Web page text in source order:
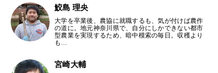
鮫島 理央
大学を卒業後、農協に就職するも、気が付けば農作
の道に。地元神奈川県で、自分にしかできない都市
型農業を実現するため、暗中模索の毎日。収穫より
も…
宮崎大輔